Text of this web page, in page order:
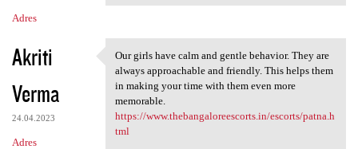
Adres
Akriti
Verma
24.04.2023
Adres
Our girls have calm and
Our girls have calm and gentle behavior. They are
always approachable and friendly. This helps them
in making your time with them even more
memorable.
https://www.thebangaloreescorts.in/escorts/patna.h
tml